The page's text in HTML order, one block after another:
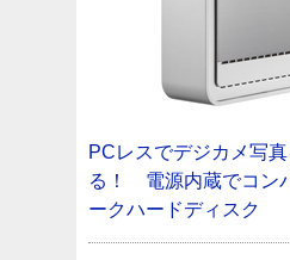
PCレスでデジカメ写
る！ 電源内蔵でコン
ークハードディスク